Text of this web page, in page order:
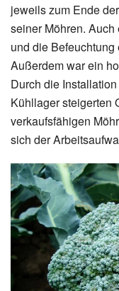
jeweils zum Ende
seiner Möhren.
und die
Außerdem war ein
Durch die
Kühllager steigerten
verkaufsfähigen
sich der